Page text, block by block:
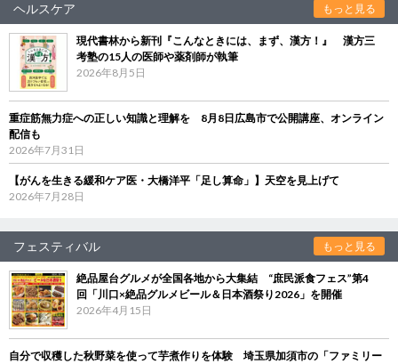
ヘルスケア もっと見る
現代書林から新刊『こんなときには、まず、漢方！』 漢方三
考塾の15人の医師や薬剤師が執筆
2026年8月5日
重症筋無力症への正しい知識と理解を 8月8日広島市で公開講座、オンライン
配信も
2026年7月31日
【がんを生きる緩和ケア医・大橋洋平「足し算命」】天空を見上げて
2026年7月28日
フェスティバル もっと見る
絶品屋台グルメが全国各地から大集結 “庶民派食フェス”第4
回「川口×絶品グルメビール＆日本酒祭り2026」を開催
2026年4月15日
自分で収穫した秋野菜を使って芋煮作りを体験 埼玉県加須市の「ファミリー